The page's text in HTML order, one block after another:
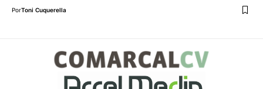
PorToni Cuquerella